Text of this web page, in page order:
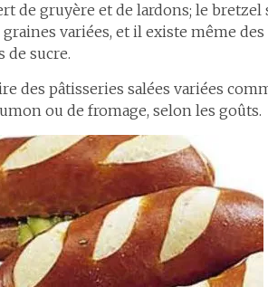
de gruyère et de lardons; le
variées, et il existe même
de sucre.
des pâtisseries salées variées
ou de fromage, selon les goûts.